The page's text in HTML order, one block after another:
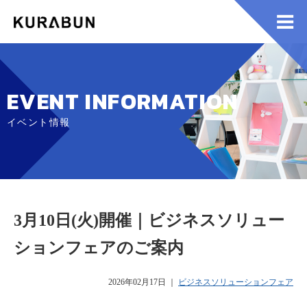
EVENT INFORMATION
イベント情報
3月10日(火)開催｜ビジネスソリュー
ションフェアのご案内
2026年02月17日 ビジネスソリューションフェア